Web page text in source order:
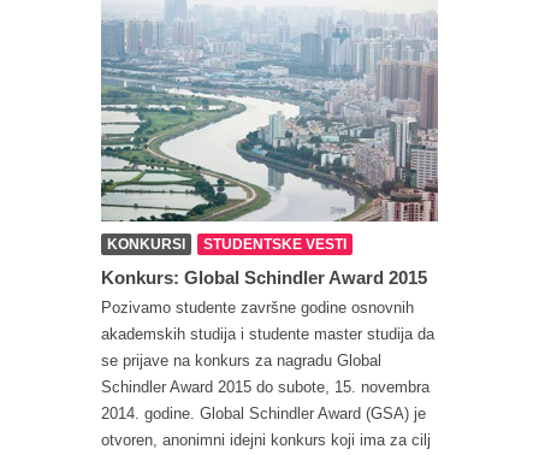
KONKURSI STUDENTSKE VESTI
Konkurs: Global Schindler Award 2015
Pozivamo studente završne godine osnovnih
akademskih studija i studente master studija da
se prijave na konkurs za nagradu Global
Schindler Award 2015 do subote, 15. novembra
2014. godine. Global Schindler Award (GSA) je
otvoren, anonimni idejni konkurs koji ima za cilj